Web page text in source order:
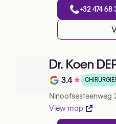
+32 474 68
Dr. Koen
Note de 3.4 sur 5
3.4★
Ninoofsesteenweg
View map